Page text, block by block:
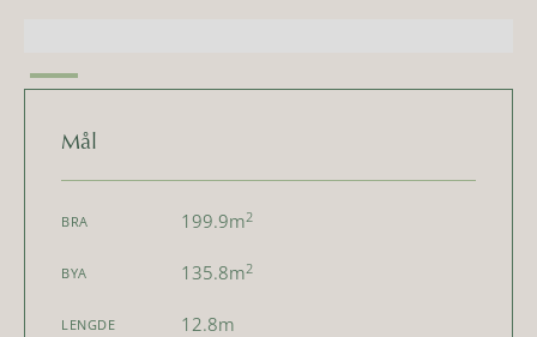
Mål
BRA 199.9m2
BYA 135.8m2
LENGDE 12.8m